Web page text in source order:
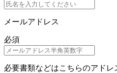
メールアドレス
必須
必要書類などはこちらのアドレ